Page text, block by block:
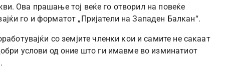
Ова прашање тој веќе го отворил на повеќе
го и форматот „Пријатели на Западен Балкан“.
со земјите членки кои и самите не сакаат
услови од оние што ги имавме во изминатиот